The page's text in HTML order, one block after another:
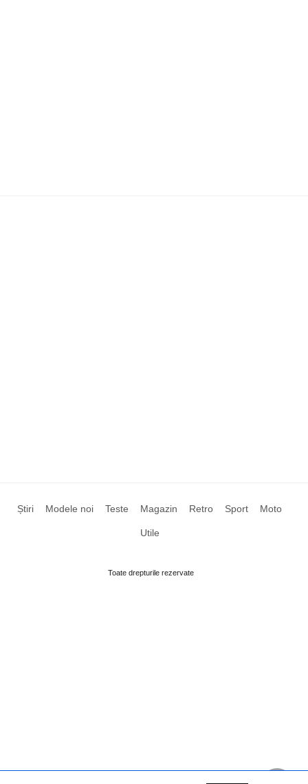
Știri Modele noi Teste Magazin Retro Sport Moto
Utile
Toate drepturile rezervate